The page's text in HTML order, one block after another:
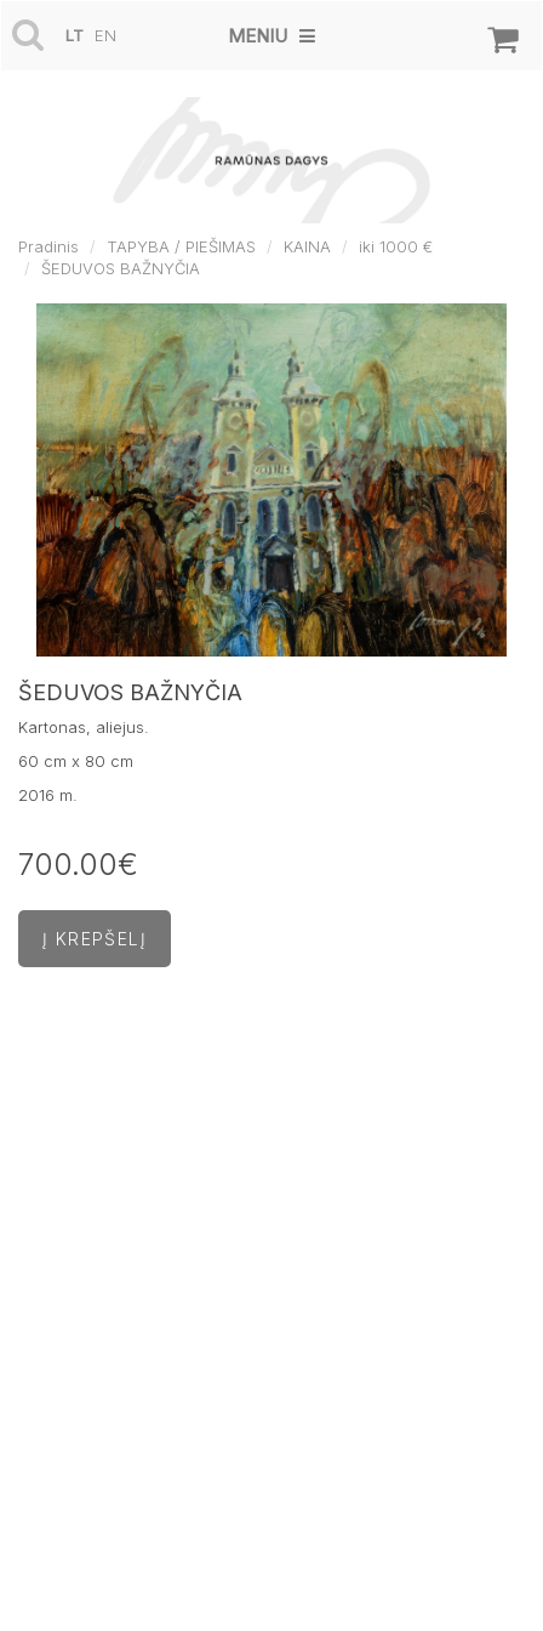
LT EN MENIU
Pradinis TAPYBA / PIEŠIMAS KAINA
iki 1000 €
ŠEDUVOS BAŽNYČIA
ŠEDUVOS BAŽNYČIA
Kartonas, aliejus.
60 cm x 80 cm
2016 m.
700.00€